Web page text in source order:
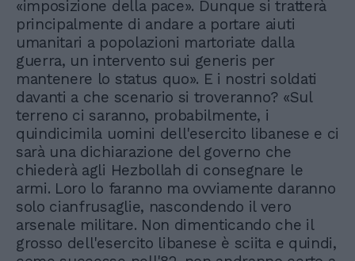
«imposizione della pace». Dunque si tratterà
principalmente di andare a portare aiuti
umanitari a popolazioni martoriate dalla
guerra, un intervento sui generis per
mantenere lo status quo». E i nostri soldati
davanti a che scenario si troveranno? «Sul
terreno ci saranno, probabilmente, i
quindicimila uomini dell'esercito libanese e ci
sarà una dichiarazione del governo che
chiederà agli Hezbollah di consegnare le
armi. Loro lo faranno ma ovviamente daranno
solo cianfrusaglie, nascondendo il vero
arsenale militare. Non dimenticando che il
grosso dell'esercito libanese è sciita e quindi,